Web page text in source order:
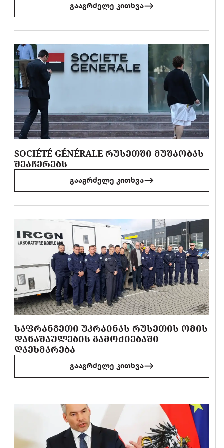
გააგრძელე კითხვა
SOCIÉTÉ GÉNÉRALE ᲠᲣᲡᲔᲗᲨᲘ ᲛᲣᲨᲐᲝᲑᲐᲡ
ᲨᲔᲐᲩᲔᲠᲔᲑᲡ
გააგრძელე კითხვა
ᲡᲐᲤᲠᲐᲜᲒᲔᲗᲘ ᲣᲙᲠᲐᲘᲜᲐᲡ ᲠᲣᲡᲔᲗᲘᲡ ᲝᲛᲘᲡ
ᲓᲐᲜᲐᲨᲐᲣᲚᲔᲑᲘᲡ ᲒᲐᲛᲝᲫᲘᲔᲑᲐᲨᲘ
ᲓᲐᲔᲮᲛᲐᲠᲔᲑᲐ
გააგრძელე კითხვა